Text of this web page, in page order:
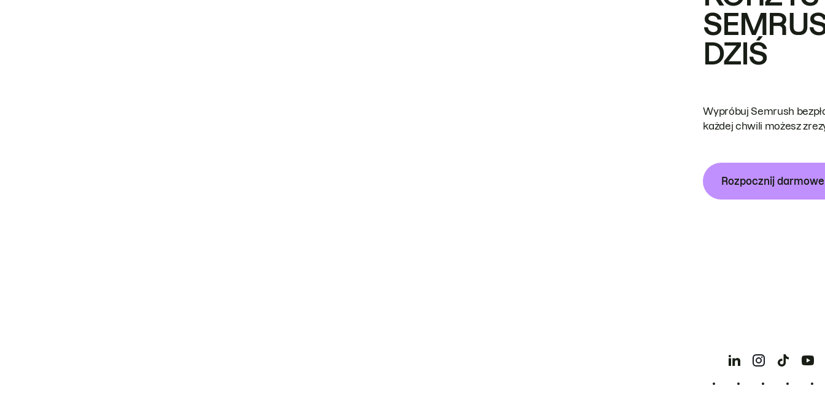
DZIŚ
Wypróbuj Semrush
każdej chwili możesz
Rozpocznij